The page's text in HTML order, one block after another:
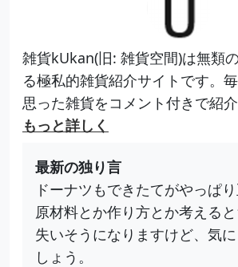
雑貨kUkan(旧: 雑貨空間)は無類
る極私的雑貨紹介サイトです。
思った雑貨をコメント付きで紹介
もっと詳しく
最新の独り言
ドーナツもできたてがやっぱり
原材料とか作り方とか考える
失いそうになりますけど、気
しょう。